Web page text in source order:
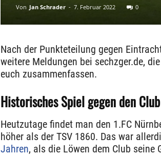
Von Jan Schrader - 7. Februar 2022 0
Nach der Punkteteilung gegen
weitere Meldungen bei sechzger.de,
euch zusammenfassen.
Historisches Spiel gegen den Club
Heutzutage findet man den 1.FC
höher als der TSV 1860. Das war
Jahren, als die Löwen dem Club seine